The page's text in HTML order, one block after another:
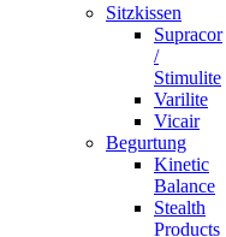
Sitzkissen
Supracor
/
Stimulite
Varilite
Vicair
Begurtung
Kinetic
Balance
Stealth
Products